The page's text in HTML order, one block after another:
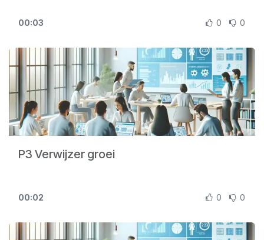
00:03 0 0
P3 Verwijzer groei
00:02 0 0